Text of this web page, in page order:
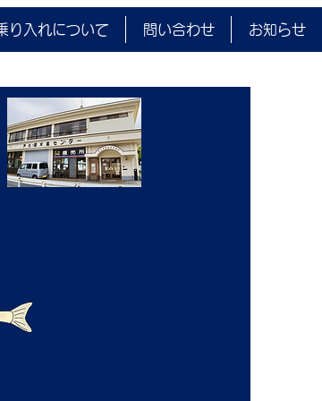
1,000～
り入れについて 問い合わせ お知らせ